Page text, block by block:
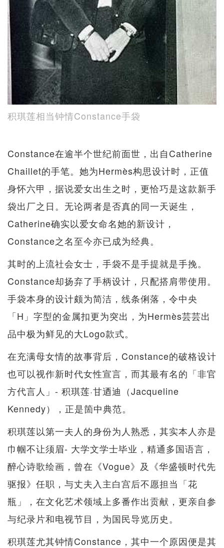
积琪莲相当钟情Constance手袋
Constance在逾半个世纪前面世，出自Catherine
Chaillet的手笔。她为Hermès构思设计时，正值
身怀六甲，据说爱女出生之时，更恰巧是这款新手
袋出厂之日。无论两者是否真的同一天诞生，
Catherine确实以爱女命名她的新设计，
Constance之名至今亦已成为经典。
其时的上流社会女士，手袋不是手提就是手挽。
Constance却扬弃了手柄设计，只配搭肩带使用。
手袋本身的设计颇为简洁，线条俐落，令中央
「H」字型的金属扣更为突出，为Hermès芸芸出
品中极为鲜见的大Logo款式。
在充满母女情的故事背后，Constance的破格设计
也可以视作新时代女性宣言，而其最有名的「非官
方代言人」- 积琪莲·甘迺迪（Jacqueline
Kennedy），正是箇中典范。
积琪莲以第一夫人的身份为人熟悉，其实本人亦是
巾帼不让须眉- 大学文学士毕业，精通多国语言，
醉心诗歌绘画，曾在《Vogue》及《华盛顿时代先
驱报》任职，与丈夫入主白宫后不愿担当「花
瓶」，在文化艺术领域上多番作出贡献，更亲自参
与纪录片和电视节目，为国民导览历史。
积琪莲尤其钟情Constance，其中一个原因便是其